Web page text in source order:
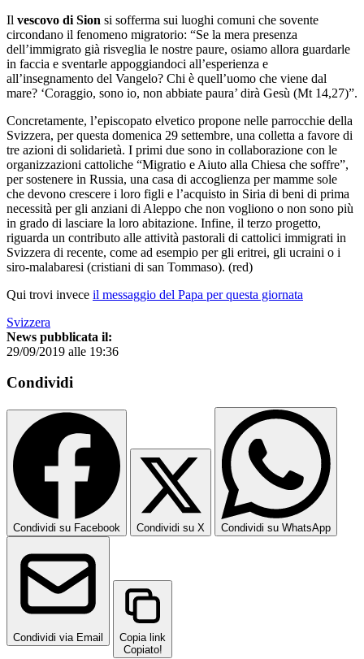
Il vescovo di Sion si sofferma sui luoghi comuni che sovente
circondano il fenomeno migratorio: “Se la mera presenza
dell’immigrato già risveglia le nostre paure, osiamo allora guardarle
in faccia e sventarle appoggiandoci all’esperienza e
all’insegnamento del Vangelo? Chi è quell’uomo che viene dal
mare? ‘Coraggio, sono io, non abbiate paura’ dirà Gesù (Mt 14,27)”.
Concretamente, l’episcopato elvetico propone nelle parrocchie della
Svizzera, per questa domenica 29 settembre, una colletta a favore di
tre azioni di solidarietà. I primi due sono in collaborazione con le
organizzazioni cattoliche “Migratio e Aiuto alla Chiesa che soffre”,
per sostenere in Russia, una casa di accoglienza per mamme sole
che devono crescere i loro figli e l’acquisto in Siria di beni di prima
necessità per gli anziani di Aleppo che non vogliono o non sono più
in grado di lasciare la loro abitazione. Infine, il terzo progetto,
riguarda un contributo alle attività pastorali di cattolici immigrati in
Svizzera di recente, come ad esempio per gli eritrei, gli ucraini o i
siro-malabaresi (cristiani di san Tommaso). (red)
Qui trovi invece il messaggio del Papa per questa giornata
Svizzera
News pubblicata il:
29/09/2019 alle 19:36
Condividi
Condividi su Facebook Condividi su X Condividi su WhatsApp
Condividi via Email
Copia link
Copiato!